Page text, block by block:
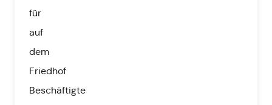
für
auf
dem
Friedhof
Beschäftigte